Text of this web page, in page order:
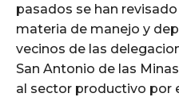
pasados se han
materia de manejo y
vecinos de las
San Antonio de las
al sector productivo por